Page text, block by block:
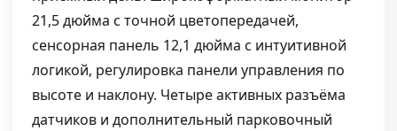
21,5 дюйма с точной цветопередачей,
сенсорная панель 12,1 дюйма с интуитивной
логикой, регулировка панели управления по
высоте и наклону. Четыре активных разъёма
датчиков и дополнительный парковочный